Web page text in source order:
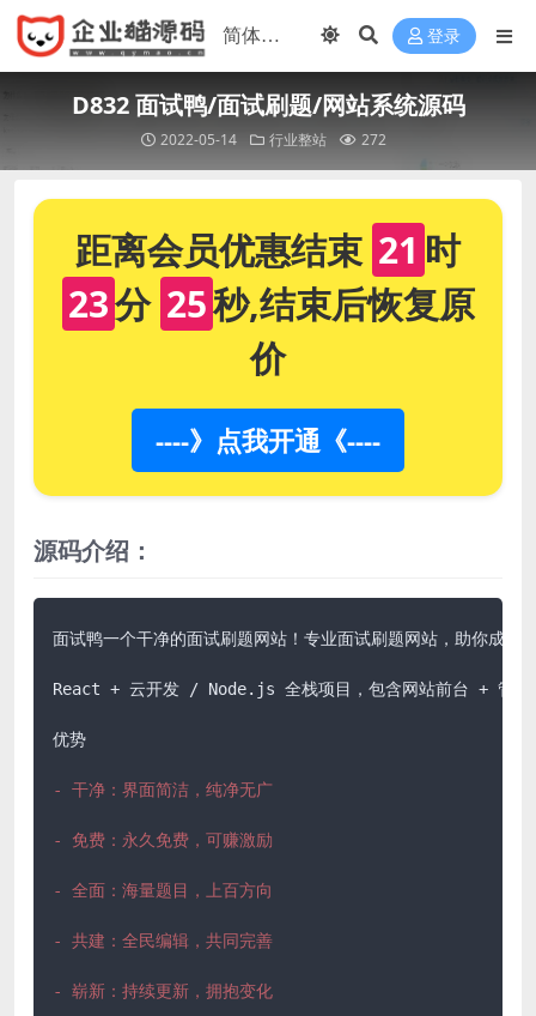
登录
D832 面试鸭/面试刷题/网站系统源码
2022-05-14 行业整站 272
距离会员优惠结束 21 时
23分 25秒,结束后恢复原
价
----》点我开通《----
源码介绍：
面试鸭一个干净的面试刷题网站！专业面试刷题网站，助你成
React + 云开发 / Node.js 全栈项目，包含网站前台 + 管理
优势
- 干净：界面简洁，纯净无广
- 免费：永久免费，可赚激励
- 全面：海量题目，上百方向
- 共建：全民编辑，共同完善
- 崭新：持续更新，拥抱变化